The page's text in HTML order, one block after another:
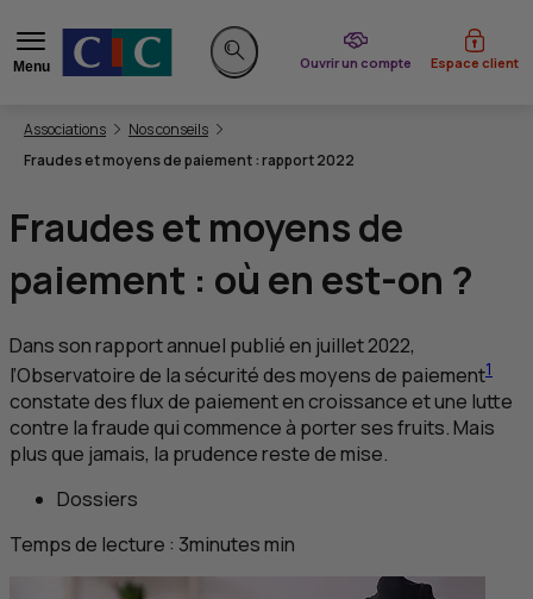
Menu
Rechercher sur le site
Ouvrir un compte
du CIC Espace client
Vous êtes ici:
Associations
Nos conseils
Fraudes et moyens de paiement : rapport 2022
Fraudes et moyens de
paiement : où en est-on ?
Dans son rapport annuel publié en juillet 2022,
l’Observatoire de la sécurité des moyens de paiement1
constate des flux de paiement en croissance et une lutte
contre la fraude qui commence à porter ses fruits. Mais
plus que jamais, la prudence reste de mise.
Dossiers
Temps de lecture : 3minutesmin